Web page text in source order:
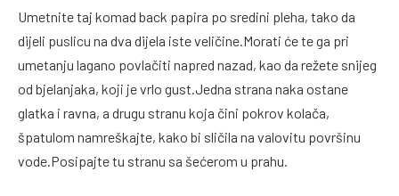
Umetnite taj komad back papira po sredini pleha, tako da
dijeli puslicu na dva dijela iste veličine.Morati će te ga pri
umetanju lagano povlačiti napred nazad, kao da režete snijeg
od bjelanjaka, koji je vrlo gust.Jedna strana naka ostane
glatka i ravna, a drugu stranu koja čini pokrov kolača,
špatulom namreškajte, kako bi sličila na valovitu površinu
vode.Posipajte tu stranu sa šećerom u prahu.